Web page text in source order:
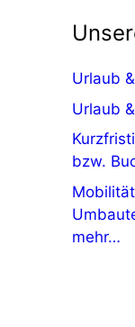
Urlaub
Urlaub
bzw.
mehr…